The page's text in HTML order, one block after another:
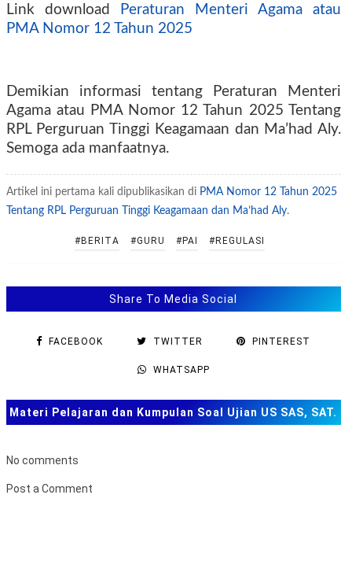
Link download
Peraturan Menteri Agama atau
PMA Nomor 12 Tahun 2025
Demikian informasi tentang Peraturan Menteri
Agama atau PMA Nomor 12 Tahun 2025 Tentang
RPL Perguruan Tinggi Keagamaan dan Ma’had Aly.
Semoga ada manfaatnya.
Artikel ini pertama kali dipublikasikan di PMA Nomor 12 Tahun 2025
Tentang RPL Perguruan Tinggi Keagamaan dan Ma’had Aly.
#BERITA #GURU #PAI #REGULASI
Share To Media Social
FACEBOOK TWITTER PINTEREST
WHATSAPP
Materi Pelajaran dan Kumpulan Soal Ujian US SAS, SAT.
No comments
Post a Comment